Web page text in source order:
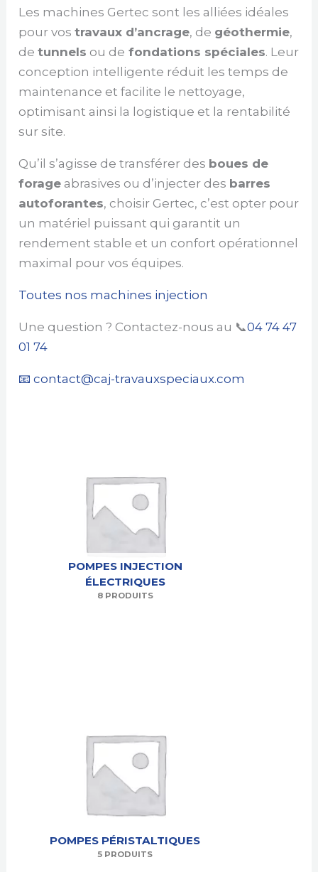
Les machines Gertec sont les alliées idéales
pour vostravaux d’ancrage, de géothermie,
detunnels ou de fondations spéciales. Leur
conception intelligente réduit les temps de
maintenance et facilite le nettoyage,
optimisant ainsi la logistique et la rentabilité
sur site.
Qu’il s’agisse de transférer des boues de
forage abrasives ou d’injecter des barres
autoforantes, choisir Gertec, c’est opter pour
un matériel puissant qui garantit un
rendement stable et un confort opérationnel
maximal pour vos équipes.
Toutes nos machines injection
Une question ? Contactez-nous au 📞04 74 47
01 74
📧 contact@caj-travauxspeciaux.com
POMPES INJECTION
ÉLECTRIQUES
8 PRODUITS
POMPES PÉRISTALTIQUES
5 PRODUITS